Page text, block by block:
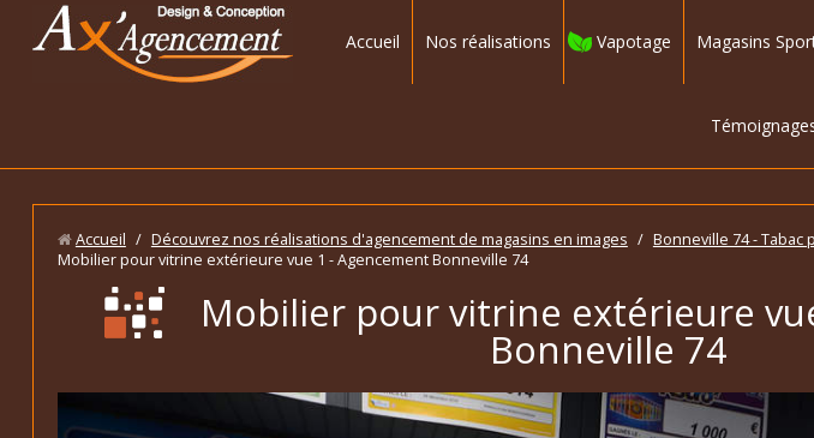
Accueil Nos réalisations Vapotage Magasins
Accueil / Découvrez nos réalisations d'agencement de magasins en images / Bonneville 74 - Tabac
Mobilier pour vitrine extérieure vue 1 - Agencement Bonneville 74
Mobilier pour vitrine extérieure
Bonneville 74